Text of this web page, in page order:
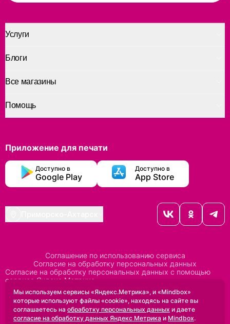
Услуги
Помощь
Блоги
Все магазины
Приложение для печати
Доступно в
Google Play
Доступно в
App Store
Соглашение по использованию сервиса
Согласие на обработку персональных данных
Согласие на обработку персональных данных с помощью
сервиса Яндекс Метрика
Согласие на обработку персональных данных с помощью
сервиса Mindbox
Положение по обработке персональных данных
Политика конфиденциальностиДоговор оферты
Мы используем сервисы «Яндекс.Метрика», и «Mindbox»
которые используют файлы «cookie», находясь на сайте вы
соглашаетесь на обработку персональных данных и даете
согласие на обработку данных Яндекс Метрика и Mindbox.